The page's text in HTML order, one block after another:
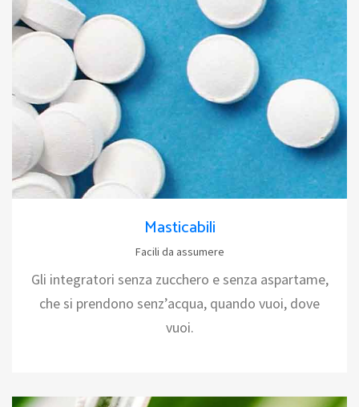
Masticabili
Facili da assumere
Gli integratori senza zucchero e senza aspartame,
che si prendono senz’acqua, quando vuoi, dove
vuoi.